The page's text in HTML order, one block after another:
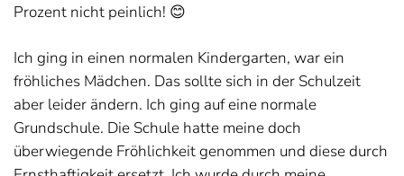
Prozent nicht peinlich! 😊
Ich ging in einen normalen Kindergarten, war ein
fröhliches Mädchen. Das sollte sich in der Schulzeit
aber leider ändern. Ich ging auf eine normale
Grundschule. Die Schule hatte meine doch
überwiegende Fröhlichkeit genommen und diese durch